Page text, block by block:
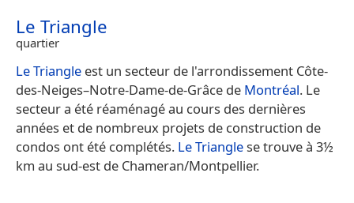
Le Triangle
quartier
Le Triangle est un secteur de l'arrondissement Côte-
des-Neiges–Notre-Dame-de-Grâce de Montréal. Le
secteur a été réaménagé au cours des dernières
années et de nombreux projets de construction de
condos ont été complétés. Le Trianglese trouve à 3½
km au sud-est de Chameran/Montpellier.